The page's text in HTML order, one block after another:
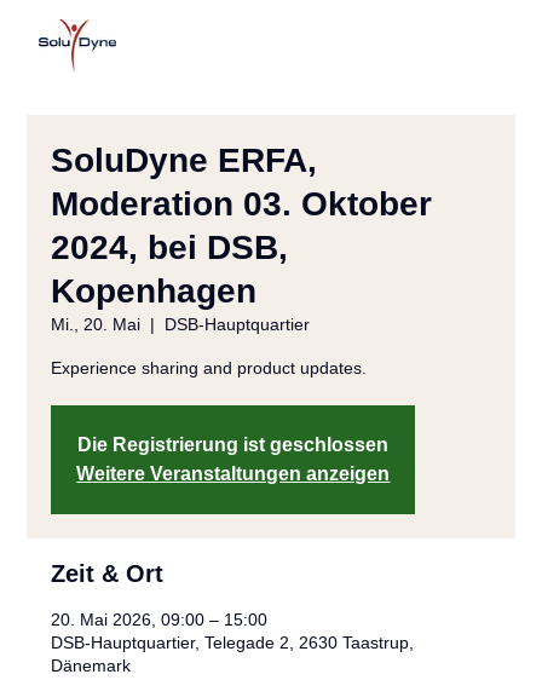
SoluDyne ERFA,
Moderation 03. Oktober
2024, bei DSB,
Kopenhagen
Mi., 20. Mai
  |
DSB-Hauptquartier
Experience sharing and product updates.
Die Registrierung ist geschlossen
Weitere Veranstaltungen anzeigen
Zeit & Ort
20. Mai 2026, 09:00 – 15:00
DSB-Hauptquartier, Telegade 2, 2630 Taastrup,
Dänemark